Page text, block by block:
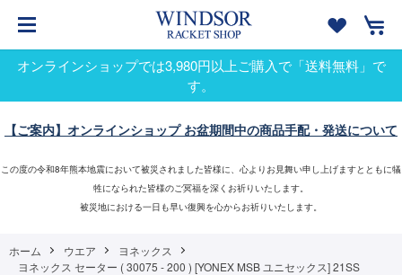
オンラインショップでは3,980円以上ご購入で「送料無料」で
す。
【ご案内】オンラインショップ お盆期間中の商品手配・発送について
この度の令和8年熊本地震において被災されました皆様に、心よりお見舞い申し上げますとともに犠
牲になられた皆様のご冥福を深くお祈りいたします。
被災地における一日も早い復興を心からお祈りいたします。
ホーム ウエア
ヨネックス
ヨネックス セーター ( 30075 - 200 ) [YONEX MSB ユニセックス] 21SS